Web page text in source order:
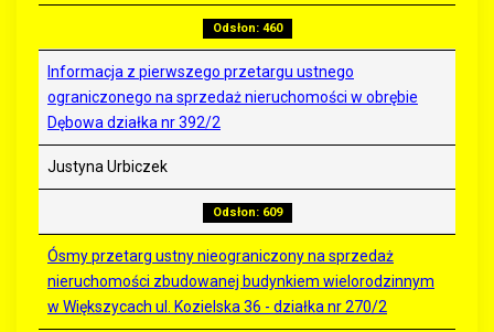
Odsłon: 460
Informacja z pierwszego przetargu ustnego
ograniczonego na sprzedaż nieruchomości w obrębie
Dębowa działka nr 392/2
Justyna Urbiczek
Odsłon: 609
Ósmy przetarg ustny nieograniczony na sprzedaż
nieruchomości zbudowanej budynkiem wielorodzinnym
w Większycach ul. Kozielska 36 - działka nr 270/2